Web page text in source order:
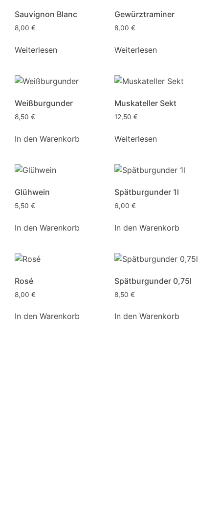
Sauvignon Blanc
8,00 €
Weiterlesen
Gewürztraminer
8,00 €
Weiterlesen
Weißburgunder
8,50 €
In den Warenkorb
Muskateller Sekt
12,50 €
Weiterlesen
Glühwein
5,50 €
In den Warenkorb
Spätburgunder 1l
6,00 €
In den Warenkorb
Rosé
8,00 €
In den Warenkorb
Spätburgunder 0,75l
8,50 €
In den Warenkorb